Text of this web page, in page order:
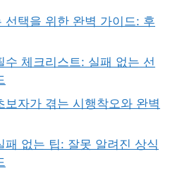
선택을 위한 완벽 가이드: 후
수 체크리스트: 실패 없는 선
보자가 겪는 시행착오와 완벽
패 없는 팁: 잘못 알려진 상식